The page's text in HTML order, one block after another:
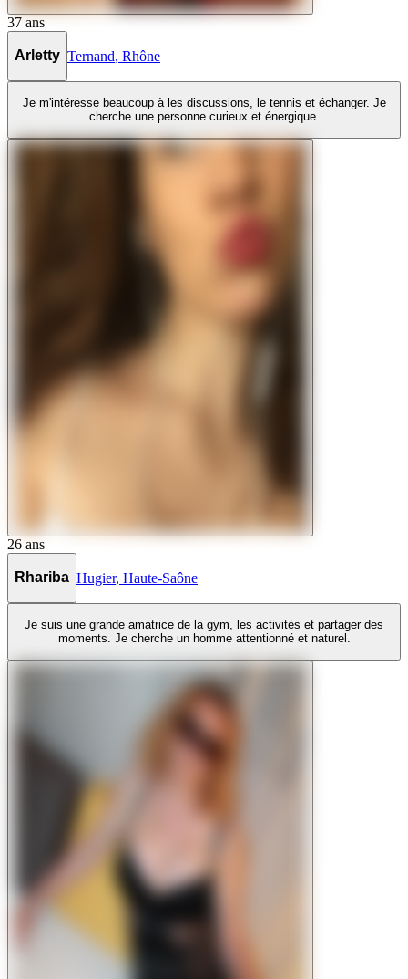
37 ans
Arletty Ternand, Rhône
Je m'intéresse beaucoup à les discussions, le tennis et échanger. Je
cherche une personne curieux et énergique.
26 ans
Rhariba Hugier, Haute-Saône
Je suis une grande amatrice de la gym, les activités et partager des
moments. Je cherche un homme attentionné et naturel.